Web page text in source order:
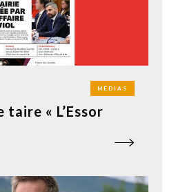
MÉDIAS
« L’Essor